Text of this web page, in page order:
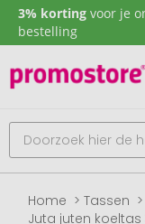
3% korting voor je
bestelling
Home Tassen
Juta juten koeltas